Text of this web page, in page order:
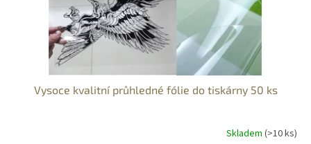
Vysoce kvalitní průhledné fólie do tiskárny 50 ks
Skladem (>10 ks)